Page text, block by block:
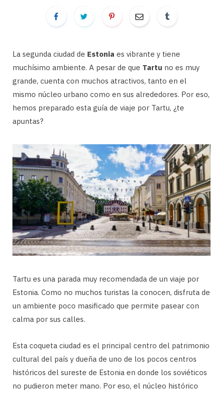
La segunda ciudad de Estonia es vibrante y tiene
muchísimo ambiente. A pesar de que Tartu no es muy
grande, cuenta con muchos atractivos, tanto en el
mismo núcleo urbano como en sus alrededores. Por eso,
hemos preparado esta guía de viaje por Tartu, ¿te
apuntas?
Tartu es una parada muy recomendada de un viaje por
Estonia. Como no muchos turistas la conocen, disfruta de
un ambiente poco masificado que permite pasear con
calma por sus calles.
Esta coqueta ciudad es el principal centro del patrimonio
cultural del país y dueña de uno de los pocos centros
históricos del sureste de Estonia en donde los soviéticos
no pudieron meter mano. Por eso, el núcleo histórico